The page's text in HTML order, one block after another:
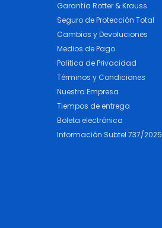
Garantía Rotter & Krauss
Seguro de Protección Total
Cambios y Devoluciones
Medios de Pago
Política de Privacidad
Términos y Condiciones
Nuestra Empresa
Tiempos de entrega
Boleta electrónica
Información Subtel 737/2025